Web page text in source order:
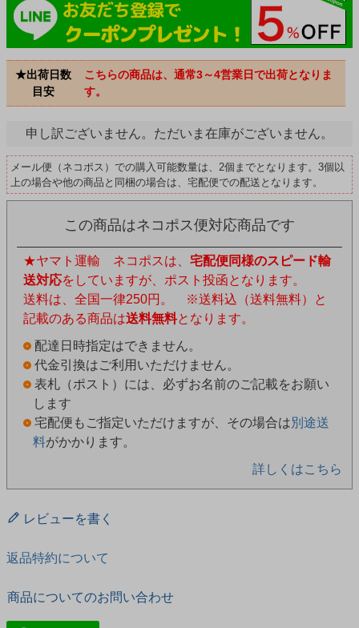
★出荷日数
目安
こちらの商品は、通常3～4営業日で出荷となりま
す。
申し訳ございません。ただいま在庫がございません。
メール便（ネコポス）での購入可能数量は、2個までとなります。3個以
上の場合や他の商品と同梱の場合は、宅配便での配送となります。
この商品はネコポス便対応商品です
★ヤマト運輸 ネコポスは、 宅配便同様のスピード輸
送対応をしていますが、ポスト投函となります。
送料は、全国一律250円。 ※送料込（送料無料）と
記載のある商品は送料無料となります。
配達日時指定はできません。
代金引換はご利用いただけません。
表札（ポスト）には、必ずお名前のご記載をお願い
します
宅配便もご指定いただけますが、その場合は別途送
料がかかります。
詳しくはこちら
レビューを書く
返品特約について
商品についてのお問い合わせ